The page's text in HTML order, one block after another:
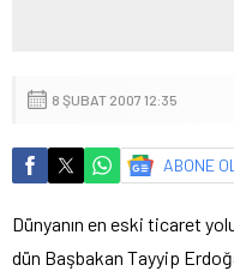
8 ŞUBAT 2007 12:35
ABONE OL
Dünyanın en eski ticaret
dün Başbakan Tayyip